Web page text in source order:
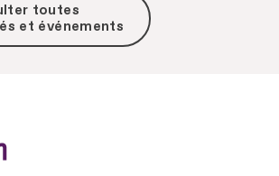
toutes
et événements